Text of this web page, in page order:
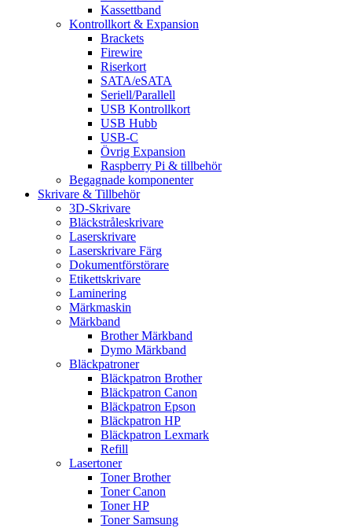
Kassettband
Kontrollkort & Expansion
Brackets
Firewire
Riserkort
SATA/eSATA
Seriell/Parallell
USB Kontrollkort
USB Hubb
USB-C
Övrig Expansion
Raspberry Pi & tillbehör
Begagnade komponenter
Skrivare & Tillbehör
3D-Skrivare
Bläckstråleskrivare
Laserskrivare
Laserskrivare Färg
Dokumentförstörare
Etikettskrivare
Laminering
Märkmaskin
Märkband
Brother Märkband
Dymo Märkband
Bläckpatroner
Bläckpatron Brother
Bläckpatron Canon
Bläckpatron Epson
Bläckpatron HP
Bläckpatron Lexmark
Refill
Lasertoner
Toner Brother
Toner Canon
Toner HP
Toner Samsung